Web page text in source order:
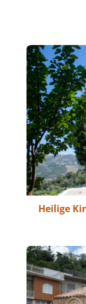
Heilige